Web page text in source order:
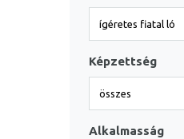
Képzettség
Alkalmasság